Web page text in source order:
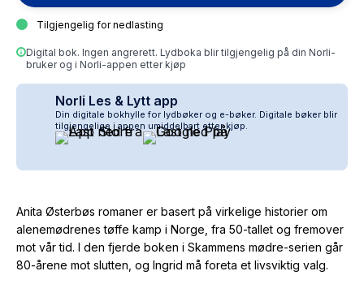
Tilgjengelig for nedlasting
Digital bok. Ingen angrerett. Lydboka blir tilgjengelig på din Norli-
bruker og i Norli-appen etter kjøp
Norli Les & Lytt app
Din digitale bokhylle for lydbøker og e-bøker. Digitale bøker blir
tilgjengelige i appen umiddelbart etter kjøp.
Anita Østerbøs romaner er basert på virkelige historier om
alenemødrenes tøffe kamp i Norge, fra 50-tallet og fremover
mot vår tid. I den fjerde boken i Skammens mødre-serien går
80-årene mot slutten, og Ingrid må foreta et livsviktig valg.